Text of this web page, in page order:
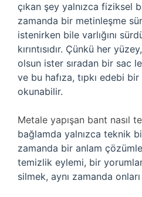
çıkan şey yalnızca fiziksel
zamanda bir metinleşme
istenirken bile varlığını
kırıntısıdır. Çünkü her
olsun ister sıradan bir sac
ve bu hafıza, tıpkı edebi
okunabilir.
Metale yapışan bant nasıl
bağlamda yalnızca teknik
zamanda bir anlam
temizlik eylemi, bir
silmek, aynı zamanda